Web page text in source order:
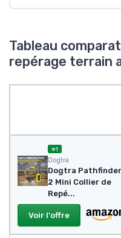
Tableau
repérage terrain
#1
Dogtra
Dogtra Pathfinder
2 Mini Collier de
Repé...
Voir l'offre